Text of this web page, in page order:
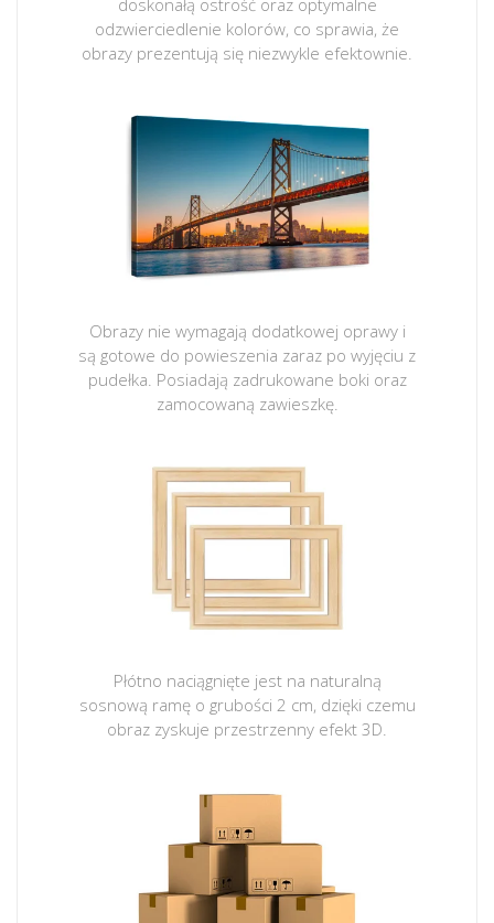
doskonałą ostrość oraz optymalne
odzwierciedlenie kolorów, co sprawia, że
obrazy prezentują się niezwykle efektownie.
Obrazy nie wymagają dodatkowej oprawy i
są gotowe do powieszenia zaraz po wyjęciu z
pudełka. Posiadają zadrukowane boki oraz
zamocowaną zawieszkę.
Płótno naciągnięte jest na naturalną
sosnową ramę o grubości 2 cm, dzięki czemu
obraz zyskuje przestrzenny efekt 3D.